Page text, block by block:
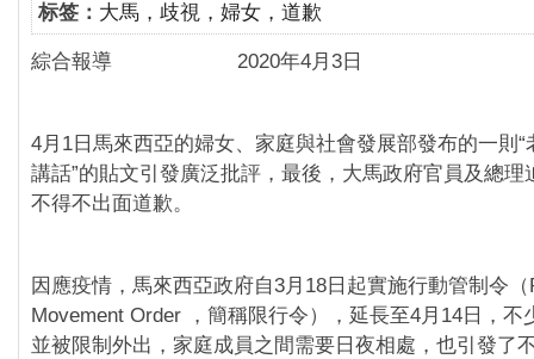
标签： 大馬，歧視，婦女，道歉
綜合報導 2020年4月3日
4月1日馬來西亞的婦女、家庭與社會發展部發布的一則“
講話”的貼文引發廣泛批評，最後，大馬政府官員及總理
不得不出面道歉。
因應疫情，馬來西亞政府自3月18日起實施行動管制令
Movement Order ，簡稱限行令），延長至4月14日，不
並被限制外出，家庭成員之間需要日夜相處，也引發了